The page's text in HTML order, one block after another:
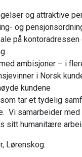
og attraktive
og
på
ambisjoner – i
i Norsk
kundene
tar et tydelig
Vi samarbeider med
sitt humanitære
Lørenskog.